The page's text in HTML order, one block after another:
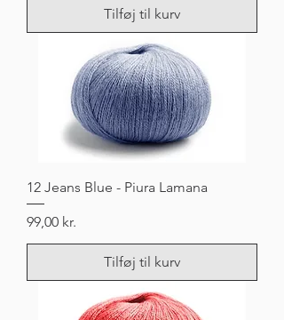
Tilføj til kurv
12 Jeans Blue - Piura Lamana
Pris
99,00 kr.
Tilføj til kurv